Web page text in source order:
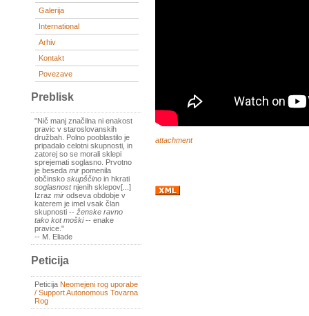
Galerija
International
Arhiv
Kontakt
Povezave
Preblisk
"Nič manj značilna ni enakost
pravic v staroslovanskih
družbah. Polno pooblastilo je
pripadalo celotni skupnosti, in
zatorej so se morali sklepi
sprejemati soglasno. Prvotno
je beseda mir pomenila
občinsko skupščino in hkrati
soglasnostnjenih sklepov[...]
Izraz mir odseva obdobje v
katerem je imel vsak član
skupnosti -- ženske ravno
tako kot moški-- enake
pravice."
-- M. Eliade
Peticija
Peticija Neomejeni rog uporabe
/ Support Autonomous Tovarna
Rog
attachment